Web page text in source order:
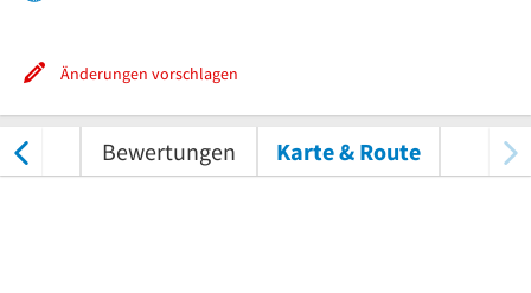
Änderungen vorschlagen
Bewertungen Karte & Route